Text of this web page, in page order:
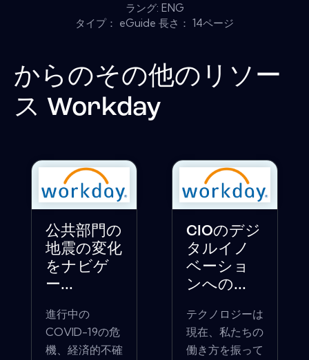
ラング: ENG
タイプ： eGuide 長さ： 14ページ
からのその他のリソー
ス Workday
公共部門の
地震の変化
をナビゲ
ー...
進行中の
COVID-19の危
機、経済的不確
CIOのデジ
タルイノ
ベーショ
ンへの...
テクノロジーは
現在、私たちの
働き方を振って